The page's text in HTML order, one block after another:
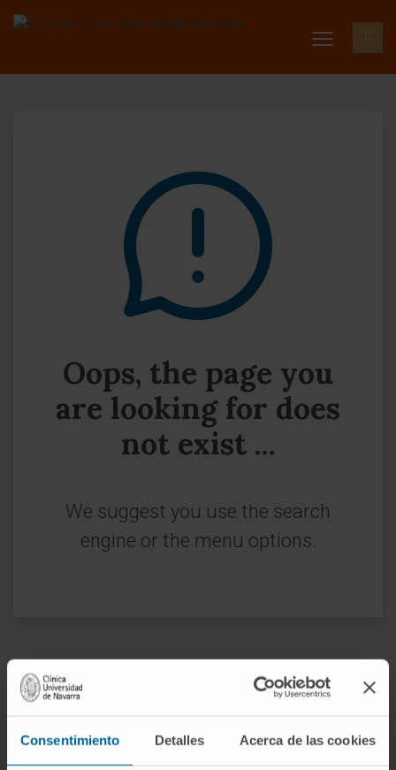
Consentimiento Detalles Acerca de las cookies
Oops, the page you
are looking for does
not exist ...
We suggest you use the search
engine or the menu options.